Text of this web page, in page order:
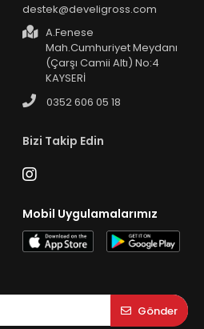
destek@develigross.com
A.Fenese
Mah.Cumhuriyet Meydanı
(Çarşı Camii Altı) No:4
KAYSERİ
0352 606 05 18
Bizi Takip Edin
Mobil Uygulamalarımız
Gönder